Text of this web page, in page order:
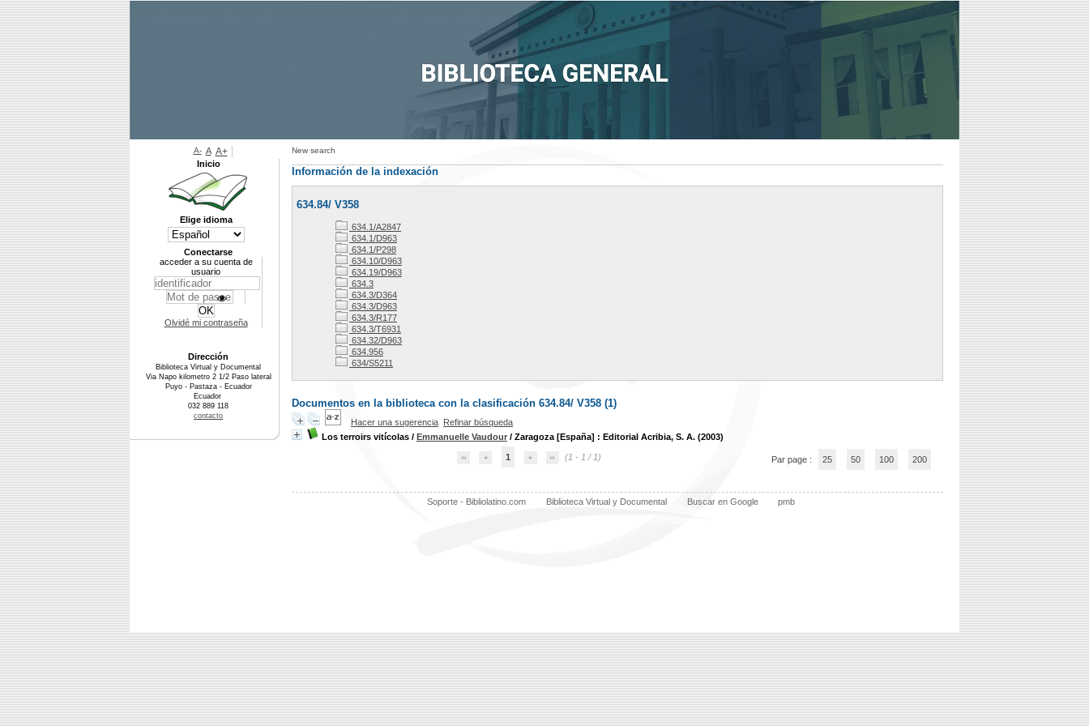
New search
Información de la indexación
634.84/ V358
634.1/A2847
634.1/D963
634.1/P298
634.10/D963
634.19/D963
634.3
634.3/D364
634.3/D963
634.3/R177
634.3/T6931
634.32/D963
634.956
634/S5211
Documentos en la biblioteca con la clasificación 634.84/ V358 (1)
Hacer una sugerencia Refinar búsqueda
Los terroirs vitícolas / Emmanuelle Vaudour / Zaragoza [España] : Editorial Acribia, S. A. (2003)
1 (1 - 1 / 1) Par page : 25 50 100 200
Soporte - Bibliolatino.com Biblioteca Virtual y Documental Buscar en Google pmb
A- A A+
Inicio
Elige idioma
Conectarse
acceder a su cuenta de
usuario
Olvidé mi contraseña
Dirección
Biblioteca Virtual y Documental
Via Napo kilometro 2 1/2 Paso lateral
Puyo - Pastaza - Ecuador
Ecuador
032 889 118
contacto